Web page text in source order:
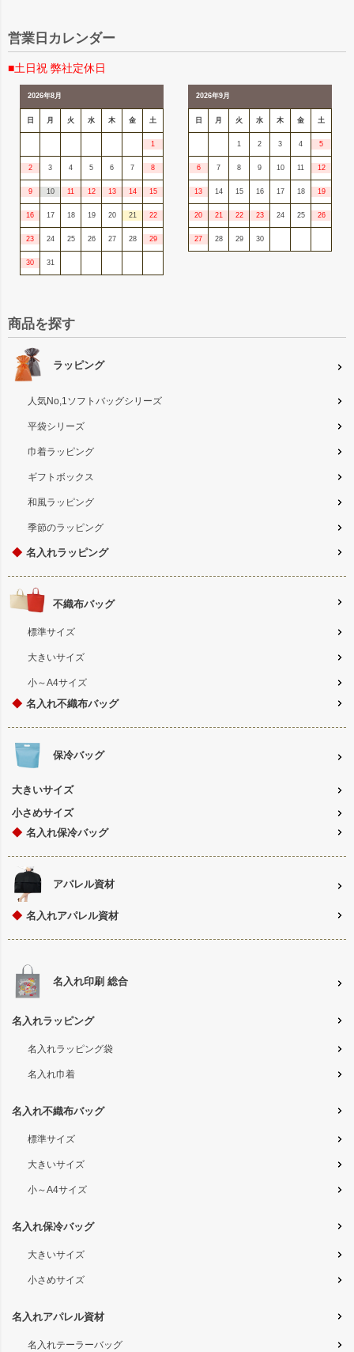
営業日カレンダー
■土日祝 弊社定休日
2026年8月
日 月 火 水 木 金 土
1
2 3 4 5 6 7 8
9 10 11 12 13 14 15
16 17 18 19 20 21 22
23 24 25 26 27 28 29
30 31
2026年9月
日 月 火 水 木 金 土
1 2 3 4 5
6 7 8 9 10 11 12
13 14 15 16 17 18 19
20 21 22 23 24 25 26
27 28 29 30
商品を探す
ラッピング
人気No,1ソフトバッグシリーズ
平袋シリーズ
巾着ラッピング
ギフトボックス
和風ラッピング
季節のラッピング
◆ 名入れラッピング
不織布バッグ
標準サイズ
大きいサイズ
小～A4サイズ
◆ 名入れ不織布バッグ
保冷バッグ
大きいサイズ
小さめサイズ
◆ 名入れ保冷バッグ
アパレル資材
◆ 名入れアパレル資材
名入れ印刷 総合
名入れラッピング
名入れラッピング袋
名入れ巾着
名入れ不織布バッグ
標準サイズ
大きいサイズ
小～A4サイズ
名入れ保冷バッグ
大きいサイズ
小さめサイズ
名入れアパレル資材
名入れテーラーバッグ